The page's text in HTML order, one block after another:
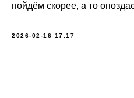
пойдём скорее, а то
2026-02-16 17:17